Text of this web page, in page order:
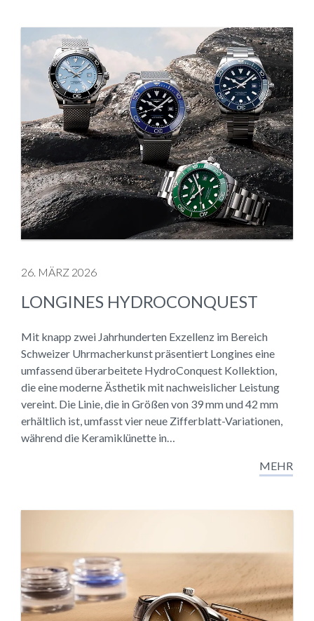
26. MÄRZ 2026
LONGINES HYDROCONQUEST
Mit knapp zwei Jahrhunderten Exzellenz im Bereich
Schweizer Uhrmacherkunst präsentiert Longines eine
umfassend überarbeitete HydroConquest Kollektion,
die eine moderne Ästhetik mit nachweislicher Leistung
vereint. Die Linie, die in Größen von 39 mm und 42 mm
erhältlich ist, umfasst vier neue Zifferblatt-Variationen,
während die Keramiklünette in…
MEHR